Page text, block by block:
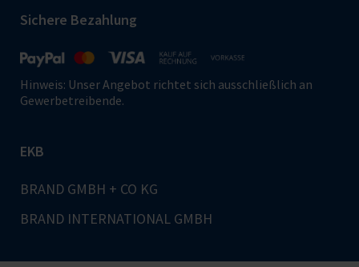
Sichere Bezahlung
Hinweis: Unser Angebot richtet sich ausschließlich an
Gewerbetreibende.
EKB
BRAND GMBH + CO KG
BRAND INTERNATIONAL GMBH